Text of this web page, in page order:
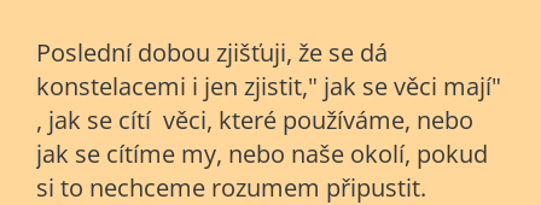
Poslední dobou zjišťuji, že se dá
konstelacemi i jen zjistit," jak se věci mají"
, jak se cítí věci, které používáme, nebo
jak se cítíme my, nebo naše okolí, pokud
si to nechceme rozumem připustit.